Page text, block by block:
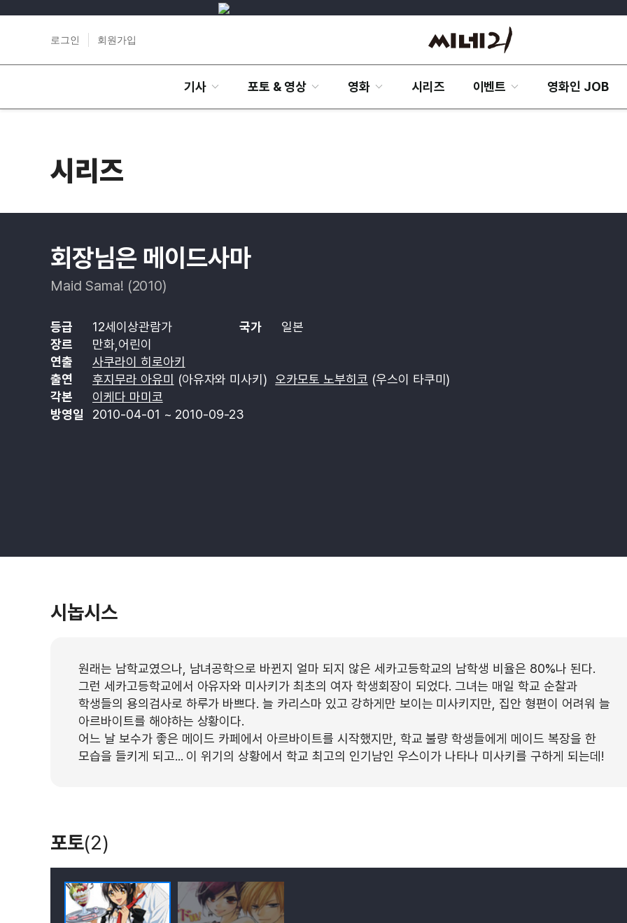
로그인 회원가입
기사 포토 & 영상 영화 시리즈 이벤트 영화인 JOB
시리즈
회장님은 메이드사마
Maid Sama! (2010)
등급 12세이상관람가 국가
일본
장르
만화,어린이
연출
사쿠라이 히로아키
출연
후지무라 아유미 (아유자와 미사키) 오카모토 노부히코 (우스이 타쿠미)
각본
이케다 마미코
방영일
2010-04-01 ~ 2010-09-23
시놉시스
원래는 남학교였으나, 남녀공학으로 바뀐지 얼마 되지 않은 세카고등학교의 남학생 비율은 80%나 된다.
그런 세카고등학교에서 아유자와 미사키가 최초의 여자 학생회장이 되었다. 그녀는 매일 학교 순찰과
학생들의 용의검사로 하루가 바쁘다. 늘 카리스마 있고 강하게만 보이는 미사키지만, 집안 형편이 어려워 늘
아르바이트를 해야하는 상황이다.
어느 날 보수가 좋은 메이드 카페에서 아르바이트를 시작했지만, 학교 불량 학생들에게 메이드 복장을 한
모습을 들키게 되고... 이 위기의 상황에서 학교 최고의 인기남인 우스이가 나타나 미사키를 구하게 되는데!
포토(2)